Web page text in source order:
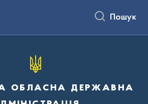
Пошук
обласна державна